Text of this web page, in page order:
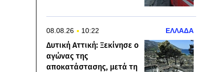
08.08.26 10:22 ΕΛΛΑΔΑ
Δυτική Αττική: Ξεκίνησε ο
αγώνας της
αποκατάστασης, μετά τη